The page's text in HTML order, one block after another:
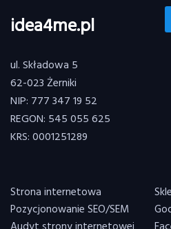
idea4me.pl
ul. Składowa 5
62-023 Żerniki
NIP: 777 347 19 52
REGON: 545 055 625
KRS: 0001251289
Strona internetowa
Pozycjonowanie SEO/SEM